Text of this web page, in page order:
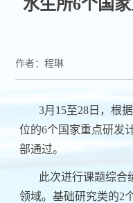
水生所6个国
作者：程琳
3月 15至28 日，根
位的6个国家重点研发
部通过。
此次进行课题综合
领域。基础研究类的2